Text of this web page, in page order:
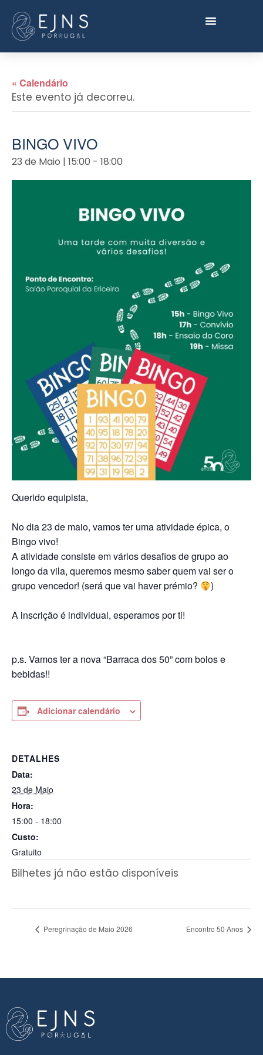
« Calendário
Este evento já decorreu.
BINGO VIVO
23 de Maio | 15:00 - 18:00
Querido equipista,
No dia 23 de maio, vamos ter uma atividade épica, o
Bingo vivo!
A atividade consiste em vários desafios de grupo ao
longo da vila, queremos mesmo saber quem vai ser o
grupo vencedor! (será que vai haver prémio?
)
A inscrição é individual, esperamos por ti!
p.s. Vamos ter a nova “Barraca dos 50” com bolos e
bebidas!!
Adicionar calendário
DETALHES
Data:
23 de Maio
Hora:
15:00 - 18:00
Custo:
Gratuito
Bilhetes já não estão disponíveis
Peregrinação de Maio 2026 Encontro 50 Anos